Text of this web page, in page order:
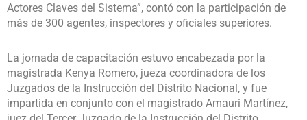
Actores Claves del Sistema”, contó con la participación de
más de 300 agentes, inspectores y oficiales superiores.
La jornada de capacitación estuvo encabezada por la
magistrada Kenya Romero, jueza coordinadora de los
Juzgados de la Instrucción del Distrito Nacional, y fue
impartida en conjunto con el magistrado Amauri Martínez,